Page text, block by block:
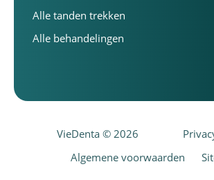
Alle tanden trekken
Alle behandelingen
VieDenta © 2026
Algemene voorwaarden